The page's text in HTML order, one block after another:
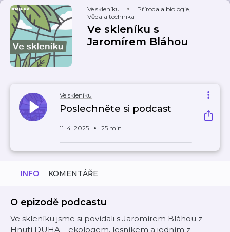
Ve skleníku Příroda a biologie,
Věda a technika
Ve skleníku s
Jaromírem Bláhou
Ve skleníku
Poslechněte si podcast
11. 4. 2025 25 min
INFO KOMENTÁŘE
O epizodě podcastu
Ve skleníku jsme si povídali s Jaromírem Bláhou z
Hnutí DUHA – ekologem, lesníkem a jedním z